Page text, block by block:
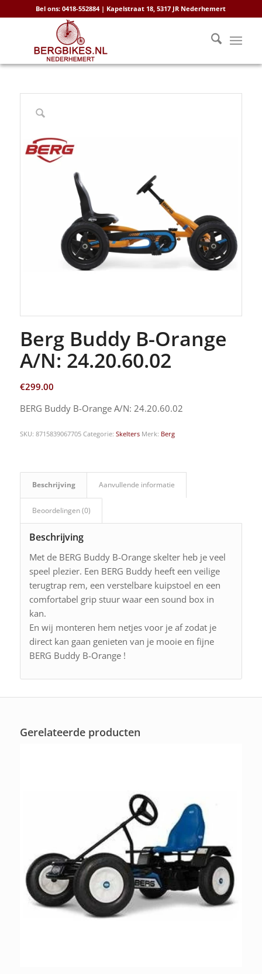
Bel ons: 0418-552884 | Kapelstraat 18, 5317 JR Nederhemert
Berg Buddy B-Orange
A/N: 24.20.60.02
€299.00
BERG Buddy B-Orange A/N: 24.20.60.02
SKU: 8715839067705 Categorie: Skelters Merk: Berg
Beschrijving Aanvullende informatie
Beoordelingen (0)
Beschrijving
Met de BERG Buddy B-Orange skelter heb je veel
speel plezier. Een BERG Buddy heeft een veilige
terugtrap rem, een verstelbare kuipstoel en een
comfortabel grip stuur waar een sound box in
kan.
En wij monteren hem netjes voor je af zodat je
direct kan gaan genieten van je mooie en fijne
BERG Buddy B-Orange !
Gerelateerde producten